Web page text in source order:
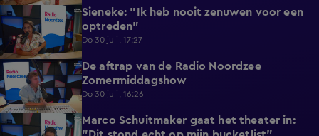
5:48
Sieneke: "Ik heb nooit zenuwen voor een
optreden"
Do 30 juli, 17:27
2:21
De aftrap van de Radio Noordzee
Zomermiddagshow
Do 30 juli, 16:26
2:31
Marco Schuitmaker gaat het theater in: